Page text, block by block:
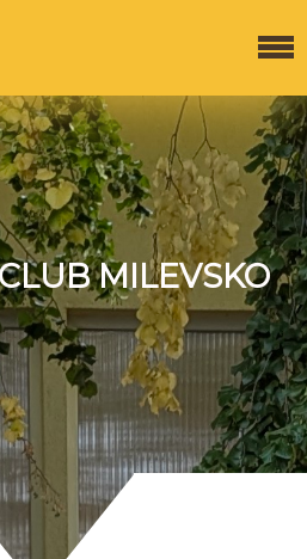
MILEVSKO